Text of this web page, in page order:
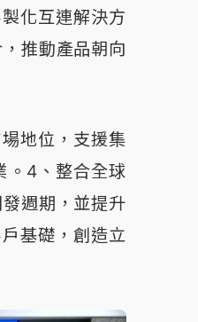
化互連解決方
推動產品朝向
地位，支援集
。4、整合全球
週期，並提升
基礎，創造立